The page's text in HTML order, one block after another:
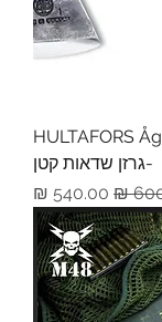
HULTAFORS
-גרזן שדאות קטן
רגיל מחיר מבצע